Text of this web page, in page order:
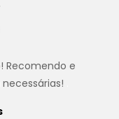
Recomendo e